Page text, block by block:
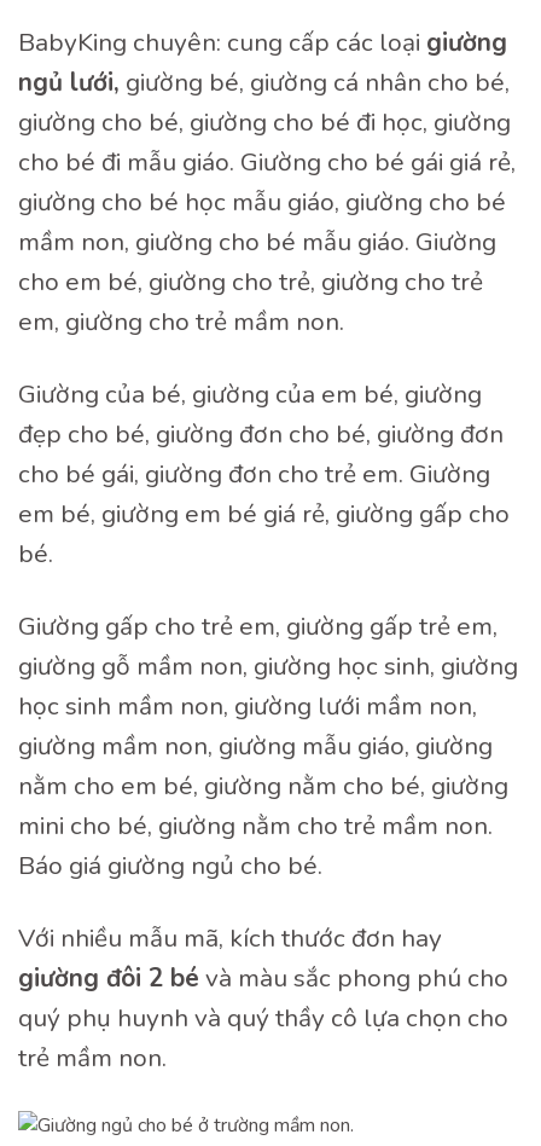
BabyKing chuyên: cung cấp các loại giường
ngủ lưới, giường bé, giường cá nhân cho bé,
giường cho bé, giường cho bé đi học, giường
cho bé đi mẫu giáo. Giường cho bé gái giá rẻ,
giường cho bé học mẫu giáo, giường cho bé
mầm non, giường cho bé mẫu giáo. Giường
cho em bé, giường cho trẻ, giường cho trẻ
em, giường cho trẻ mầm non.
Giường của bé, giường của em bé, giường
đẹp cho bé, giường đơn cho bé, giường đơn
cho bé gái, giường đơn cho trẻ em. Giường
em bé, giường em bé giá rẻ, giường gấp cho
bé.
Giường gấp cho trẻ em, giường gấp trẻ em,
giường gỗ mầm non, giường học sinh, giường
học sinh mầm non, giường lưới mầm non,
giường mầm non, giường mẫu giáo, giường
nằm cho em bé, giường nằm cho bé, giường
mini cho bé, giường nằm cho trẻ mầm non.
Báo giá giường ngủ cho bé.
Với nhiều mẫu mã, kích thước đơn hay
giường đôi 2 bé và màu sắc phong phú cho
quý phụ huynh và quý thầy cô lựa chọn cho
trẻ mầm non.